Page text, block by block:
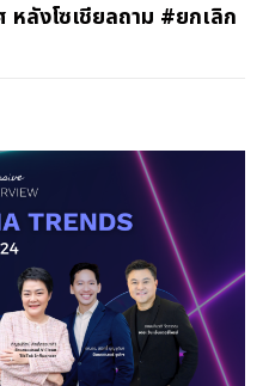
หลังโซเชียลถาม #ยกเลิก